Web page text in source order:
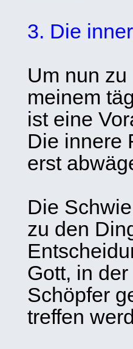
3. Die
Um nun
meinem
ist eine
Die innere
erst
Die
zu den
Gott, in
Schöpfer
treffen